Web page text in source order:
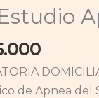
desde
hasta
de Apnea del